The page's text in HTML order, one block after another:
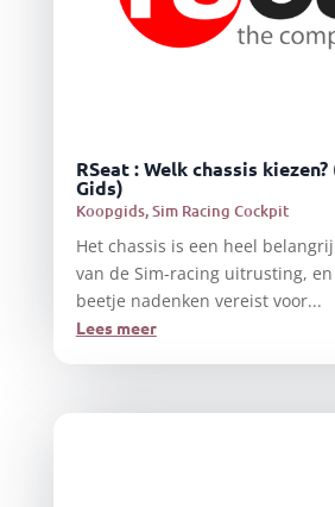
RSeat : Welk chassis
Gids)
Koopgids,Sim Racing Cockpit
Het chassis is een heel
van de Sim-racing uitrusting,
beetje nadenken vereist voor...
Lees meer